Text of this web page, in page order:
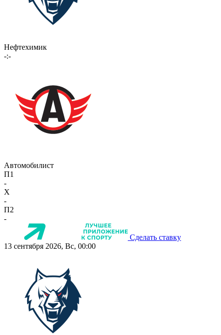
Нефтехимик
-:-
Автомобилист
П1
-
X
-
П2
-
Сделать ставку
13 сентября 2026, Вс, 00:00